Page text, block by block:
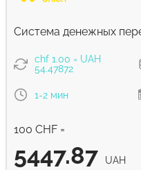
Система денежных
chf 1.00 = UAH
54.47872
1-2 мин
100 CHF =
5447.87 UAH